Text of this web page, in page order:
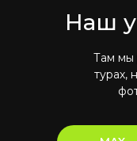
Наш
Там мы
турах,